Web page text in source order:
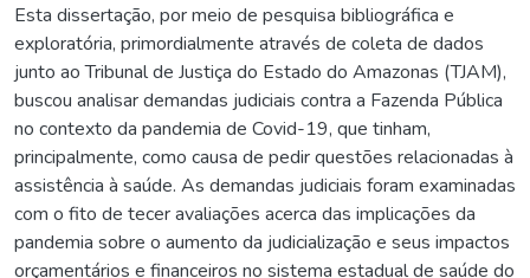
Esta dissertação, por meio de pesquisa bibliográfica e
exploratória, primordialmente através de coleta de dados
junto ao Tribunal de Justiça do Estado do Amazonas (TJAM),
buscou analisar demandas judiciais contra a Fazenda Pública
no contexto da pandemia de Covid-19, que tinham,
principalmente, como causa de pedir questões relacionadas à
assistência à saúde. As demandas judiciais foram examinadas
com o fito de tecer avaliações acerca das implicações da
pandemia sobre o aumento da judicialização e seus impactos
orçamentários e financeiros no sistema estadual de saúde do